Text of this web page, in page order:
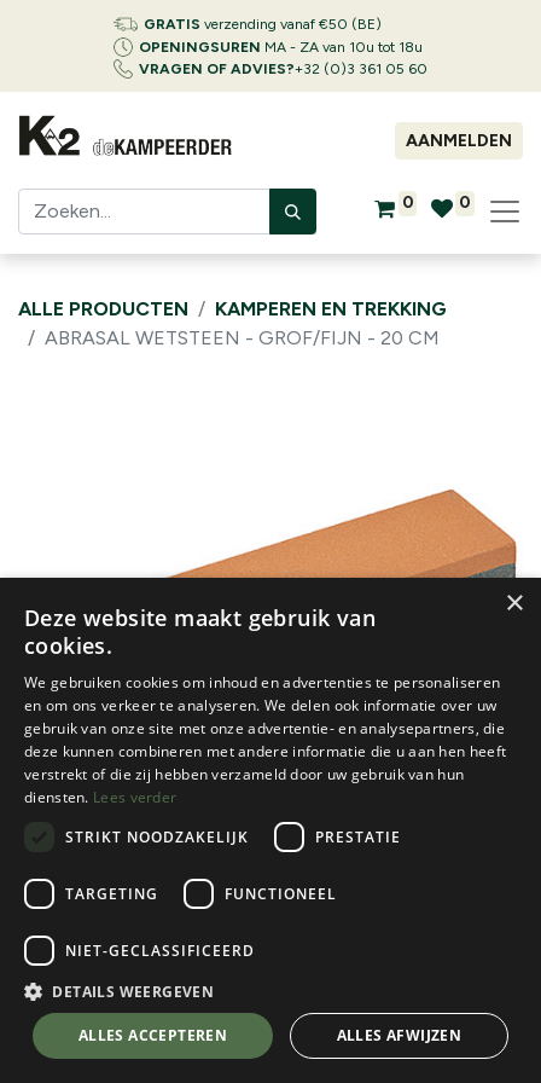
GRATIS verzending vanaf €50 (BE)
OPENINGSUREN MA - ZA van 10u tot 18u
VRAGEN OF ADVIES?+32 (0)3 361 05 60
AANMELDEN
0 0
ALLE PRODUCTEN
KAMPEREN EN TREKKING
ABRASAL WETSTEEN - GROF/FIJN - 20 CM
Homey's
Abrasal Wetsteen - Grof/Fijn - 20 cm
Grijs
€ 10,95
💬 Stel je vraag over dit product via WhatsApp
×
Deze website maakt gebruik van
cookies.
We gebruiken cookies om inhoud en advertenties te personaliseren
en om ons verkeer te analyseren. We delen ook informatie over uw
gebruik van onze site met onze advertentie- en analysepartners, die
deze kunnen combineren met andere informatie die u aan hen heeft
verstrekt of die zij hebben verzameld door uw gebruik van hun
diensten. Lees verder
STRIKT NOODZAKELIJK
PRESTATIE
TARGETING FUNCTIONEEL
NIET-GECLASSIFICEERD
DETAILS WEERGEVEN
ALLES ACCEPTEREN ALLES AFWIJZEN